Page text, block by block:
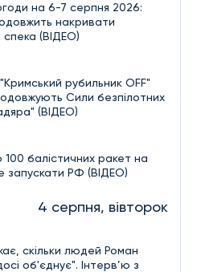
на 6-7 серпня 2026:
накривати
(ВІДЕО)
рубильник OFF"
Сили безпілотних
(ВІДЕО)
балістичних ракет на
запускати РФ (ВІДЕО)
4 серпня, вівторок
скільки людей Роман
об'єднує". Інтерв’ю з